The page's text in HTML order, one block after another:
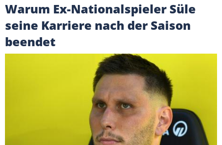
Warum Ex-Nationalspieler Süle
seine Karriere nach der Saison
beendet